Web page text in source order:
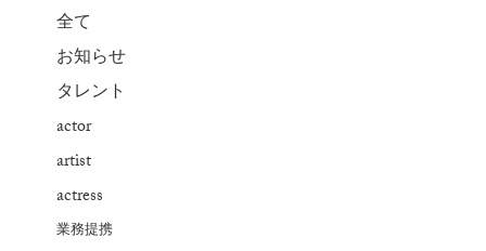
全て
お知らせ
タレント
actor
artist
actress
業務提携